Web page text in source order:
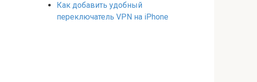
Как добавить удобный
переключатель VPN на iPhone